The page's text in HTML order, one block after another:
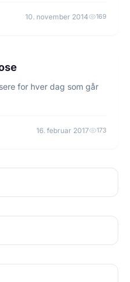
10. november 2014 169
for hver dag som går
16. februar 2017 173